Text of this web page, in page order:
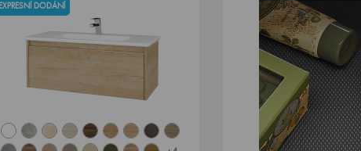
EXPRESNÍ DODÁNÍ